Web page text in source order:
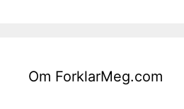
Om ForklarMeg.com